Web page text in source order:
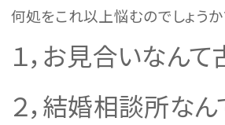
何処をこれ以上悩むのでしょうか
１，お見合いなん
２，結婚相談所な